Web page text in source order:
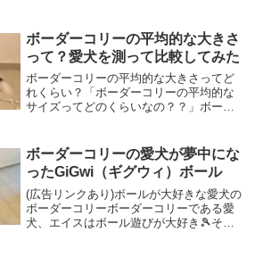
おやつを発見！「ゴン太のささみチップ
ス」です。「ゴン太のさ...
ボーダーコリーの平均的な大きさ
って？愛犬を測って比較してみた
ボーダーコリーの平均的な大きさってど
れくらい？「ボーダーコリーの平均的な
サイズってどのくらいなの？？」ボーダ
のではないでしょうか？我が家もボーダ
ーコリーのエイスをお迎え...
ボーダーコリーの愛犬が夢中にな
ったGiGwi（ギグウィ）ボール
(広告リンクあり)ボールが大好きな愛犬の
ボーダーコリーボーダーコリーである愛
犬、エイスはボール遊びが大好き🎾それ